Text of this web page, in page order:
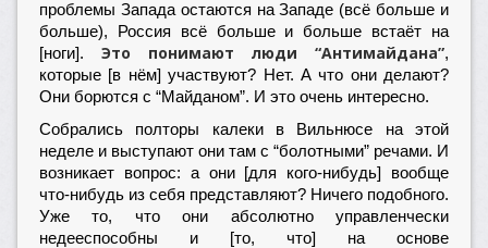
проблемы Запада остаются на Западе (всё больше и
больше), Россия всё больше и больше встаёт на
[ноги]. Это понимают люди “Антимайдана”,
которые [в нём] участвуют? Нет. А что они делают?
Они борются с “Майданом”. И это очень интересно.
Собрались полторы калеки в Вильнюсе на этой
неделе и выступают они там с “болотными” речами. И
возникает вопрос: а они [для кого-нибудь] вообще
что-нибудь из себя представляют? Ничего подобного.
Уже то, что они абсолютно управленчески
недееспособны и [то, что] на основе